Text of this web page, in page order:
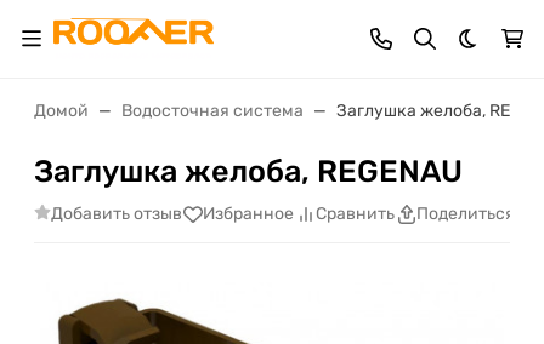
Темная
Домой Водосточная система Заглушка желоба,
Заглушка желоба, REGENAU
Добавить отзыв Избранное Сравнить Поделиться